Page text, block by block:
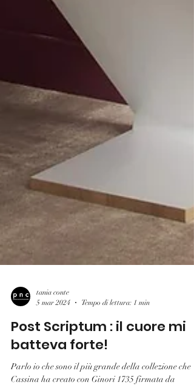
tania conte
5 mar 2024
Post Scriptum : il cuore mi
batteva forte!